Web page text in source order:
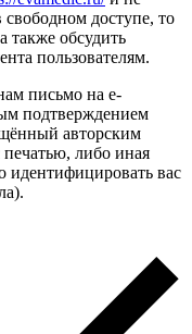
свободном доступе, то
также обсудить
пользователям.
письмо на e-
подтверждением
авторским
либо иная
идентифицировать вас